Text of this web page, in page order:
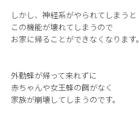
しかし、神経系がやられてしまうと
この機能が壊れてしまうので
お家に帰ることができなくなります。
外勤蜂が帰って来れずに
赤ちゃんや女王蜂の餌がなく
家族が崩壊してしまうのです。